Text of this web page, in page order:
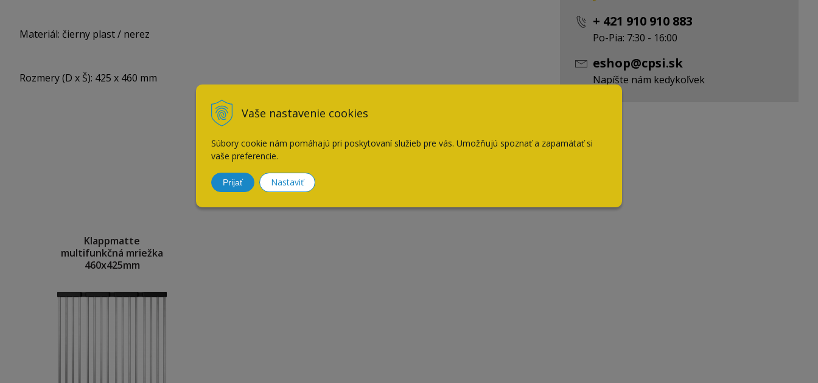
Vaše nastavenie cookies
Súbory cookie nám pomáhajú pri poskytovaní služieb pre vás. Umožňujú spoznať a zapamätať si
vaše preferencie.
Prijať Nastaviť
Materiál: čierny plast / nerez
Rozmery (D x Š): 425 x 460 mm
+ 421 910 910 883
Po-Pia: 7:30 - 16:00
eshop@cpsi.sk
Napíšte nám kedykoľvek
Klappmatte
multifunkčná mriežka
460x425mm